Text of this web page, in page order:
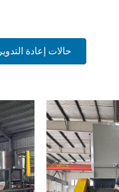
حالات إعادة التدوير